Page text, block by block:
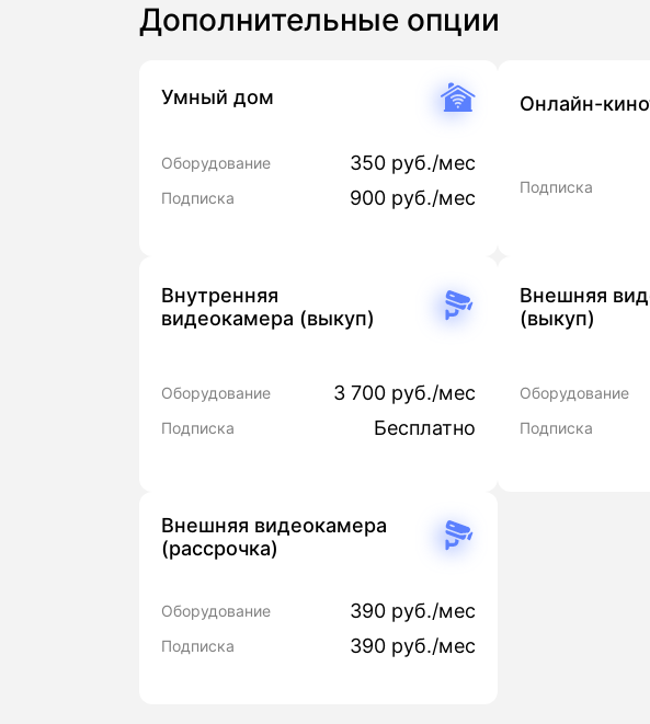
Дополнительные опции
Умный дом
Оборудование 350 руб./мес
Подписка 900 руб./мес
Онлайн-
Подписка
Внутренняя
видеокамера (выкуп)
Оборудование 3 700 руб./мес
Подписка Бесплатно
Внешняя
(выкуп)
Оборудование
Подписка
Внешняя видеокамера
(рассрочка)
Оборудование 390 руб./мес
Подписка 390 руб./мес